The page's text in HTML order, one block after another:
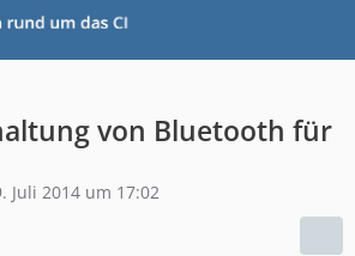
von Bluetooth für
Juli 2014 um 17:02